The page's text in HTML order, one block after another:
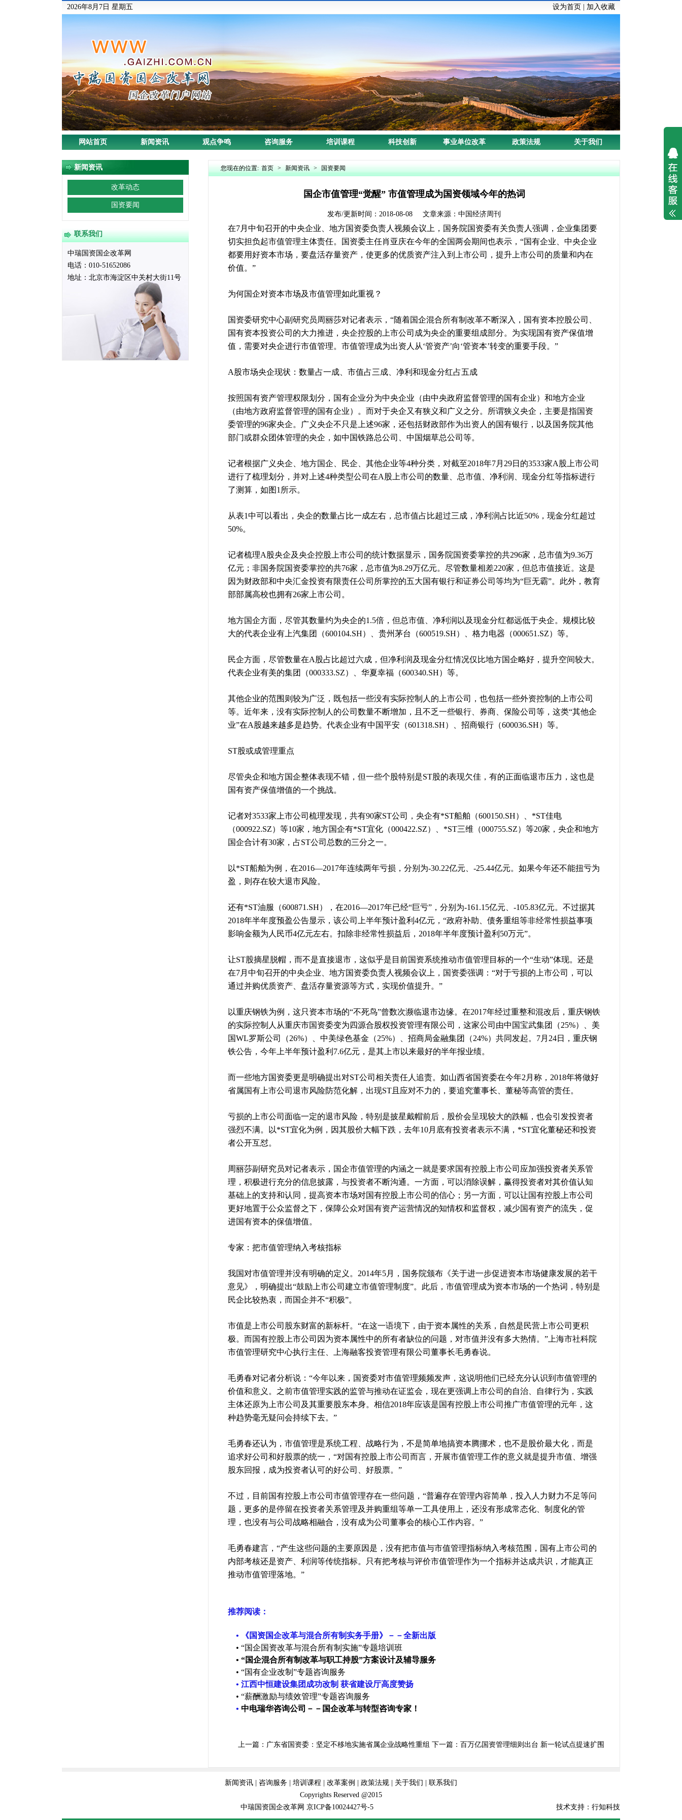
2026年8月7日 星期五 设为首页 加入收藏
网站首页 新闻资讯 观点争鸣 咨询服务 培训课程 科技创新 事业单位改革 政策法规 关于我们
新闻资讯
改革动态
国资要闻
联系我们
中瑞国资国企改革网
电话：010-51652086
地址： 北京市海淀区中关村大街11号
您现在的位置: 首页 > 新闻资讯 > 国资要闻
国企市值管理“觉醒” 市值管理成为国资领域今年的热词
发布/更新时间：2018-08-08 文章来源：中国经济周刊
在7月中旬召开的中央企业、地方国资委负责人视频会议上，国务院国资委有关负责人强调，企业集团要
切实担负起市值管理主体责任。国资委主任肖亚庆在今年的全国两会期间也表示，“国有企业、中央企业
都要用好资本市场，要盘活存量资产，使更多的优质资产注入到上市公司，提升上市公司的质量和内在
价值。”
为何国企对资本市场及市值管理如此重视？
国资委研究中心副研究员周丽莎对记者表示，“随着国企混合所有制改革不断深入，国有资本控股公司、
国有资本投资公司的大力推进，央企控股的上市公司成为央企的重要组成部分。为实现国有资产保值增
值，需要对央企进行市值管理。市值管理成为出资人从‘管资产’向‘管资本’转变的重要手段。”
A股市场央企现状：数量占一成、市值占三成、净利和现金分红占五成
按照国有资产管理权限划分，国有企业分为中央企业（由中央政府监督管理的国有企业）和地方企业
（由地方政府监督管理的国有企业）。而对于央企又有狭义和广义之分。所谓狭义央企，主要是指国资
委管理的96家央企。广义央企不只是上述96家，还包括财政部作为出资人的国有银行，以及国务院其他
部门或群众团体管理的央企，如中国铁路总公司、中国烟草总公司等。
记者根据广义央企、地方国企、民企、其他企业等4种分类，对截至2018年7月29日的3533家A股上市公司
进行了梳理划分，并对上述4种类型公司在A股上市公司的数量、总市值、净利润、现金分红等指标进行
了测算，如图1所示。
从表1中可以看出，央企的数量占比一成左右，总市值占比超过三成，净利润占比近50%，现金分红超过
50%。
记者梳理A股央企及央企控股上市公司的统计数据显示，国务院国资委掌控的共296家，总市值为9.36万
亿元；非国务院国资委掌控的共76家，总市值为8.29万亿元。尽管数量相差220家，但总市值接近。这是
因为财政部和中央汇金投资有限责任公司所掌控的五大国有银行和证券公司等均为“巨无霸”。此外，教育
部部属高校也拥有26家上市公司。
地方国企方面，尽管其数量约为央企的1.5倍，但总市值、净利润以及现金分红都远低于央企。规模比较
大的代表企业有上汽集团（600104.SH）、贵州茅台（600519.SH）、格力电器（000651.SZ）等。
民企方面，尽管数量在A股占比超过六成，但净利润及现金分红情况仅比地方国企略好，提升空间较大。
代表企业有美的集团（000333.SZ）、华夏幸福（600340.SH）等。
其他企业的范围则较为广泛，既包括一些没有实际控制人的上市公司，也包括一些外资控制的上市公司
等。近年来，没有实际控制人的公司数量不断增加，且不乏一些银行、券商、保险公司等，这类“其他企
业”在A股越来越多是趋势。代表企业有中国平安（601318.SH）、招商银行（600036.SH）等。
ST股或成管理重点
尽管央企和地方国企整体表现不错，但一些个股特别是ST股的表现欠佳，有的正面临退市压力，这也是
国有资产保值增值的一个挑战。
记者对3533家上市公司梳理发现，共有90家ST公司，央企有*ST船舶（600150.SH）、*ST佳电
（000922.SZ）等10家，地方国企有*ST宜化（000422.SZ）、*ST三维（000755.SZ）等20家，央企和地方
国企合计有30家，占ST公司总数的三分之一。
以*ST船舶为例，在2016—2017年连续两年亏损，分别为-30.22亿元、-25.44亿元。如果今年还不能扭亏为
盈，则存在较大退市风险。
还有*ST油服（600871.SH），在2016—2017年已经“巨亏”，分别为-161.15亿元、-105.83亿元。不过据其
2018年半年度预盈公告显示，该公司上半年预计盈利4亿元，“政府补助、债务重组等非经常性损益事项
影响金额为人民币4亿元左右。扣除非经常性损益后，2018年半年度预计盈利50万元”。
让ST股摘星脱帽，而不是直接退市，这似乎是目前国资系统推动市值管理目标的一个“生动”体现。还是
在7月中旬召开的中央企业、地方国资委负责人视频会议上，国资委强调：“对于亏损的上市公司，可以
通过并购优质资产、盘活存量资源等方式，实现价值提升。”
以重庆钢铁为例，这只资本市场的“不死鸟”曾数次濒临退市边缘。在2017年经过重整和混改后，重庆钢铁
的实际控制人从重庆市国资委变为四源合股权投资管理有限公司，这家公司由中国宝武集团（25%）、美
国WL罗斯公司（26%）、中美绿色基金（25%）、招商局金融集团（24%）共同发起。7月24日，重庆钢
铁公告，今年上半年预计盈利7.6亿元，是其上市以来最好的半年报业绩。
而一些地方国资委更是明确提出对ST公司相关责任人追责。如山西省国资委在今年2月称，2018年将做好
省属国有上市公司退市风险防范化解，出现ST且应对不力的，要追究董事长、董秘等高管的责任。
亏损的上市公司面临一定的退市风险，特别是披星戴帽前后，股价会呈现较大的跌幅，也会引发投资者
强烈不满。以*ST宜化为例，因其股价大幅下跌，去年10月底有投资者表示不满，*ST宜化董秘还和投资
者公开互怼。
周丽莎副研究员对记者表示，国企市值管理的内涵之一就是要求国有控股上市公司应加强投资者关系管
理，积极进行充分的信息披露，与投资者不断沟通。一方面，可以消除误解，赢得投资者对其价值认知
基础上的支持和认同，提高资本市场对国有控股上市公司的信心；另一方面，可以让国有控股上市公司
更好地置于公众监督之下，保障公众对国有资产运营情况的知情权和监督权，减少国有资产的流失，促
进国有资本的保值增值。
专家：把市值管理纳入考核指标
我国对市值管理并没有明确的定义。2014年5月，国务院颁布《关于进一步促进资本市场健康发展的若干
意见》，明确提出“鼓励上市公司建立市值管理制度”。此后，市值管理成为资本市场的一个热词，特别是
民企比较热衷，而国企并不“积极”。
市值是上市公司股东财富的新标杆。“在这一语境下，由于资本属性的关系，自然是民营上市公司更积
极。而国有控股上市公司因为资本属性中的所有者缺位的问题，对市值并没有多大热情。”上海市社科院
市值管理研究中心执行主任、上海融客投资管理有限公司董事长毛勇春说。
毛勇春对记者分析说：“今年以来，国资委对市值管理频频发声，这说明他们已经充分认识到市值管理的
价值和意义。之前市值管理实践的监管与推动在证监会，现在更强调上市公司的自治、自律行为，实践
主体还原为上市公司及其重要股东本身。相信2018年应该是国有控股上市公司推广市值管理的元年，这
种趋势毫无疑问会持续下去。”
毛勇春还认为，市值管理是系统工程、战略行为，不是简单地搞资本腾挪术，也不是股价最大化，而是
追求好公司和好股票的统一，“对国有控股上市公司而言，开展市值管理工作的意义就是提升市值、增强
股东回报，成为投资者认可的好公司、好股票。”
不过，目前国有控股上市公司市值管理存在一些问题，“普遍存在管理内容简单，投入人力财力不足等问
题，更多的是停留在投资者关系管理及并购重组等单一工具使用上，还没有形成常态化、制度化的管
理，也没有与公司战略相融合，没有成为公司董事会的核心工作内容。”
毛勇春建言，“产生这些问题的主要原因是，没有把市值与市值管理指标纳入考核范围，国有上市公司的
内部考核还是资产、利润等传统指标。只有把考核与评价市值管理作为一个指标并达成共识，才能真正
推动市值管理落地。”
推荐阅读：
• 《国资国企改革与混合所有制实务手册》－－全新出版
• “国企国资改革与混合所有制实施”专题培训班
• “国企混合所有制改革与职工持股”方案设计及辅导服务
• “国有企业改制”专题咨询服务
• 江西中恒建设集团成功改制 获省建设厅高度赞扬
• “薪酬激励与绩效管理”专题咨询服务
• 中电瑞华咨询公司－－国企改革与转型咨询专家！
上一篇： 广东省国资委：坚定不移地实施省属企业战略性重组 下一篇： 百万亿国资管理细则出台 新一轮试点提速扩围
新闻资讯 咨询服务 培训课程 改革案例 政策法规 关于我们
联系我们
Copyrights Reserved @2015
中瑞国资国企改革网 京ICP备10024427号-5 技术支持：行知科技